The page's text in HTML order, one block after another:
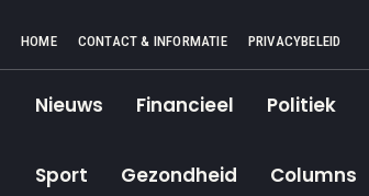
HOME CONTACT & INFORMATIE PRIVACYBELEID
Nieuws Financieel Politiek
Sport Gezondheid Columns